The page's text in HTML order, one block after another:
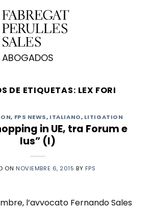
DE ETIQUETAS: LEX FORI
, FPS NEWS, ITALIANO, LITIGATION
in UE, tra Forum e
Ius” (I)
ON NOVIEMBRE 6, 2015 BY FPS
l’avvocato Fernando Sales